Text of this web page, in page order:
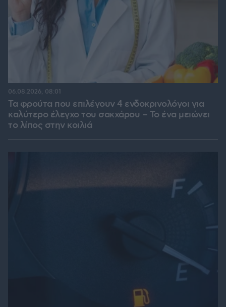
Τα φρούτα που επιλέγουν 4 ενδοκρινολόγοι για
καλύτερο έλεγχο του σακχάρου – Το ένα μειώνει
το λίπος στην κοιλιά
06.08.2026, 08:01